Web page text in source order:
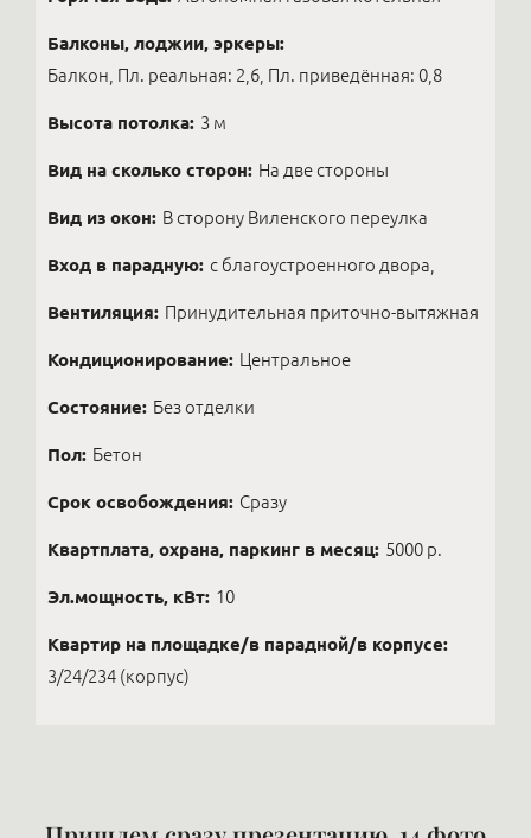
Балконы, лоджии, эркеры:
Балкон, Пл. реальная: 2,6, Пл. приведённая: 0,8
Высота потолка: 3 м
Вид на сколько сторон: На две стороны
Вид из окон: В сторону Виленского переулка
Вход в парадную: с благоустроенного двора,
Вентиляция: Принудительная приточно-вытяжная
Кондиционирование: Центральное
Состояние: Без отделки
Пол: Бетон
Срок освобождения: Сразу
Квартплата, охрана, паркинг в месяц: 5000 р.
Эл.мощность, кВт: 10
Квартир на площадке/в парадной/в корпусе:
3/24/234 (корпус)